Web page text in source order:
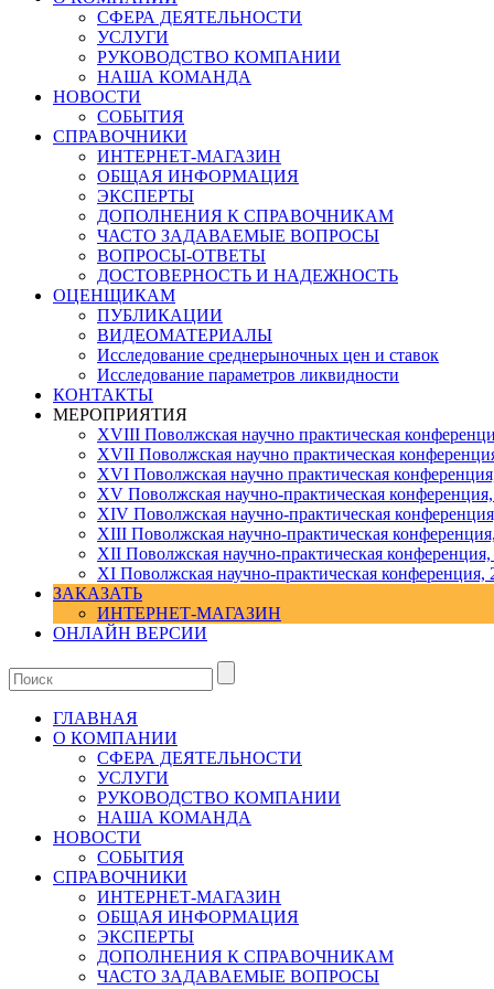
СФЕРА ДЕЯТЕЛЬНОСТИ
УСЛУГИ
РУКОВОДСТВО КОМПАНИИ
НАША КОМАНДА
НОВОСТИ
СОБЫТИЯ
СПРАВОЧНИКИ
ИНТЕРНЕТ-МАГАЗИН
ОБЩАЯ ИНФОРМАЦИЯ
ЭКСПЕРТЫ
ДОПОЛНЕНИЯ К СПРАВОЧНИКАМ
ЧАСТО ЗАДАВАЕМЫЕ ВОПРОСЫ
ВОПРОСЫ-ОТВЕТЫ
ДОСТОВЕРНОСТЬ И НАДЕЖНОСТЬ
ОЦЕНЩИКАМ
ПУБЛИКАЦИИ
ВИДЕОМАТЕРИАЛЫ
Исследование среднерыночных цен и ставок
Исследование параметров ликвидности
КОНТАКТЫ
МЕРОПРИЯТИЯ
XVIII Поволжская научно практическая
XVII Поволжская научно практическая
XVI Поволжская научно практическая
ХV Поволжская научно-практическая
ХIV Поволжская научно-практическая
ХIII Поволжская научно-практическая
ХII Поволжская научно-практическая конференция,
XI Поволжская научно-практическая конференция,
ЗАКАЗАТЬ
ИНТЕРНЕТ-МАГАЗИН
ОНЛАЙН ВЕРСИИ
ГЛАВНАЯ
О КОМПАНИИ
СФЕРА ДЕЯТЕЛЬНОСТИ
УСЛУГИ
РУКОВОДСТВО КОМПАНИИ
НАША КОМАНДА
НОВОСТИ
СОБЫТИЯ
СПРАВОЧНИКИ
ИНТЕРНЕТ-МАГАЗИН
ОБЩАЯ ИНФОРМАЦИЯ
ЭКСПЕРТЫ
ДОПОЛНЕНИЯ К СПРАВОЧНИКАМ
ЧАСТО ЗАДАВАЕМЫЕ ВОПРОСЫ